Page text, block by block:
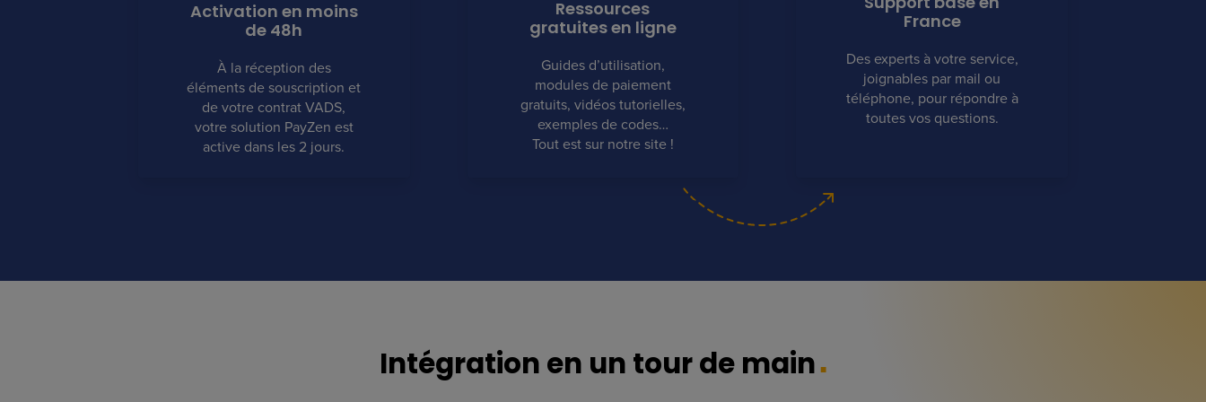
Activation en moins
de 48h
À la réception des
éléments de souscription et
de votre contrat VADS,
votre solution PayZen est
active dans les 2 jours.
Ressources
gratuites en ligne
Guides d’utilisation,
modules de paiement
gratuits, vidéos tutorielles,
exemples de codes…
Tout est sur notre site !
France
Des experts à votre service,
joignables par mail ou
téléphone, pour répondre à
toutes vos questions.
Intégration en un tour de main